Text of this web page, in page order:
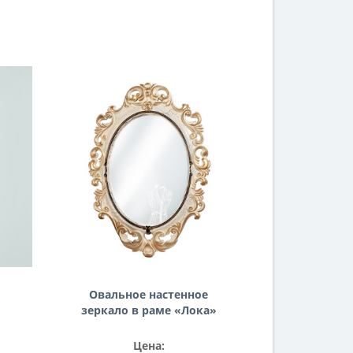
Овальное настенное
зеркало в раме «Лока»
кракелюр
Цена: